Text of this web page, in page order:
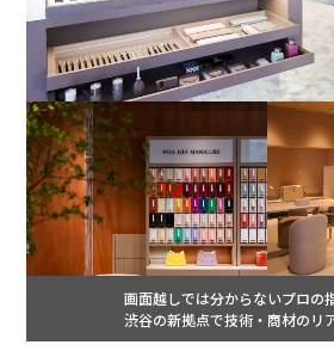
画面越しでは分からないプロの
渋谷の新拠点で技術・商材のリ